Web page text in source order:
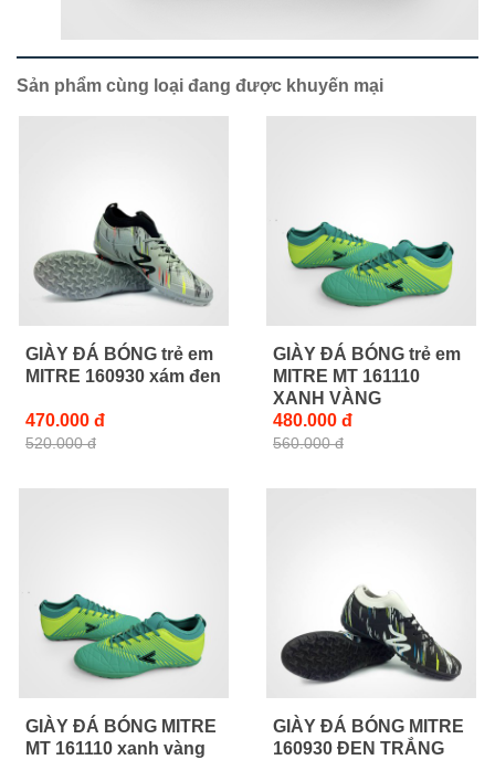
Sản phẩm cùng loại đang được khuyến mại
GIÀY ĐÁ BÓNG trẻ em
MITRE 160930 xám đen
470.000 đ
520.000 đ
GIÀY ĐÁ BÓNG trẻ em
MITRE MT 161110
XANH VÀNG
480.000 đ
560.000 đ
GIÀY ĐÁ BÓNG MITRE
MT 161110 xanh vàng
GIÀY ĐÁ BÓNG MITRE
160930 ĐEN TRẮNG